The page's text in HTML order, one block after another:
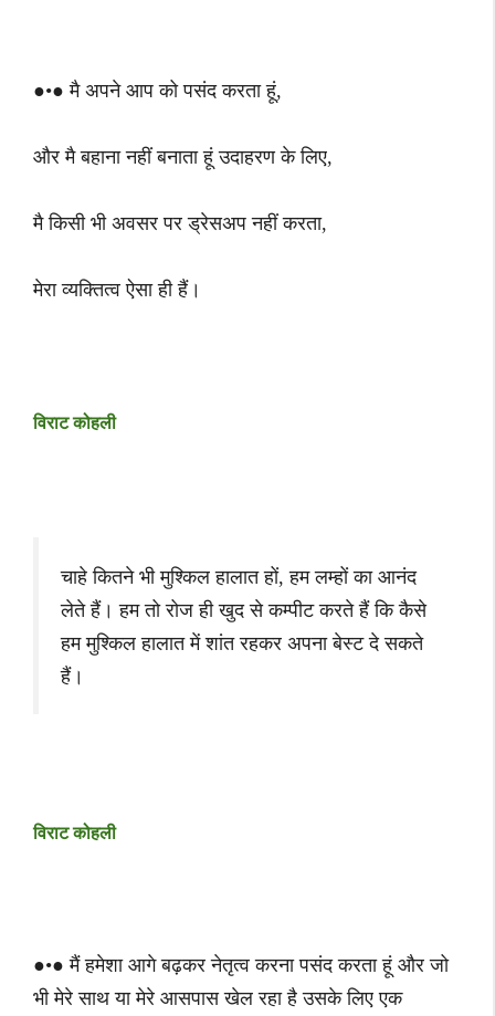
●•● मै अपने आप को पसंद करता हूं,
और मै बहाना नहीं बनाता हूं उदाहरण के लिए,
मै किसी भी अवसर पर ड्रेसअप नहीं करता,
मेरा व्यक्तित्व ऐसा ही हैं।
विराट कोहली
चाहे कितने भी मुश्किल हालात हों, हम लम्हों का आनंद
लेते हैं। हम तो रोज ही खुद से कम्पीट करते हैं कि कैसे
हम मुश्किल हालात में शांत रहकर अपना बेस्ट दे सकते
हैं।
विराट कोहली
●•● मैं हमेशा आगे बढ़कर नेतृत्व करना पसंद करता हूं और जो
भी मेरे साथ या मेरे आसपास खेल रहा है उसके लिए एक